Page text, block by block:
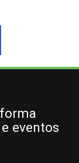
eventos